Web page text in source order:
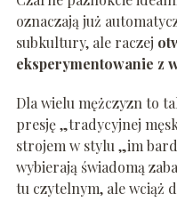
oznaczają już
subkultury, ale raczej
eksperymentowanie z
Dla wielu mężczyzn to
presję „tradycyjnej
strojem w stylu „im
wybierają świadomą
tu czytelnym, ale wciąż